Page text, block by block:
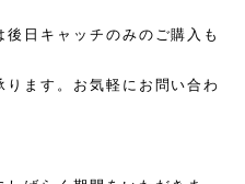
後日キャッチのみのご購入も
ります。お気軽にお問い合わ